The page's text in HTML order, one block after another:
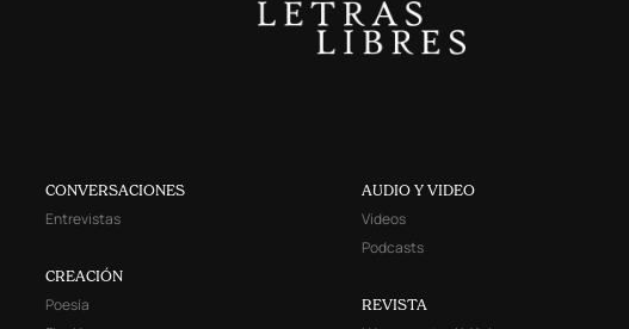
CONVERSACIONES
Entrevistas
CREACIÓN
Poesía
AUDIO Y VIDEO
Videos
Podcasts
REVISTA